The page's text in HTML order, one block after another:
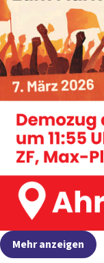
Mehr anzeigen